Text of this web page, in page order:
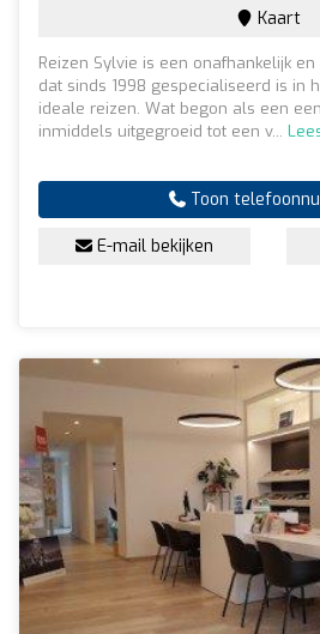
Kaart
Reizen Sylvie is een onafhankelijk
dat sinds 1998 gespecialiseerd is in
ideale reizen. Wat begon als een
inmiddels uitgegroeid tot een v...
Toon
E-mail bekijken